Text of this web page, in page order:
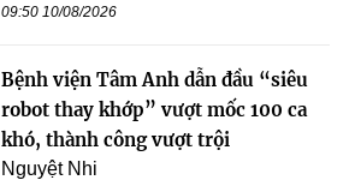
09:50 10/08/2026
Bệnh viện Tâm Anh dẫn đầu “siêu
robot thay khớp” vượt mốc 100 ca
khó, thành công vượt trội
Nguyệt Nhi